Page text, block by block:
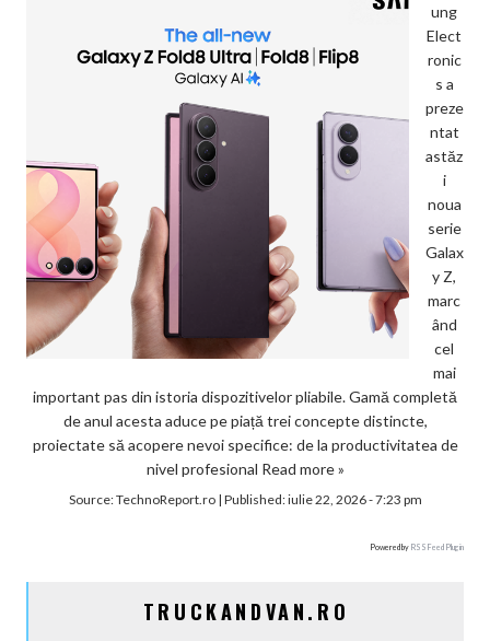
ung
Elect
ronic
s a
preze
ntat
astăz
i
noua
serie
Galax
y Z,
marc
ând
cel
mai
important pas din istoria dispozitivelor pliabile. Gamă completă
de anul acesta aduce pe piață trei concepte distincte,
proiectate să acopere nevoi specifice: de la productivitatea de
nivel profesional Read more »
Source:TechnoReport.ro| Published:iulie 22, 2026 - 7:23 pm
Powered by RSS Feed Plugin
TRUCKANDVAN.RO